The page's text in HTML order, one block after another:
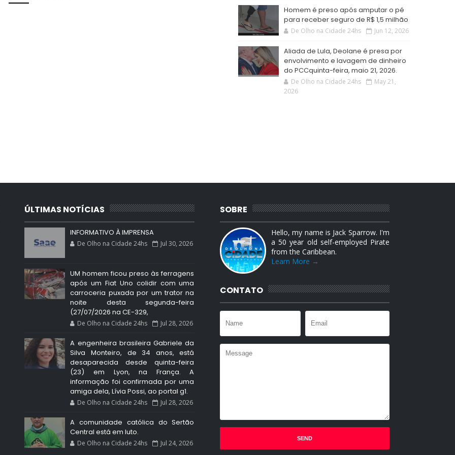
Homem é preso após amputar o pé
para receber seguro de R$ 1,5 milhão
De Olho na Cidade 24hs Jun 12, 2026
Aliada de Lula, Deolane é presa por
envolvimento e lavagem de dinheiro
do PCCquinta-feira, maio 21, 2026.
De Olho na Cidade 24hs
May 21,
2026
ÚLTIMAS NOTÍCIAS
INFORMATIVO À IMPRENSA
De Olho na Cidade 24hs Jul 30, 2026
UM homem ficou preso às ferragens
após um Fiat Uno colidir com uma
carroceria puxada por um trator na
noite desta segunda-feira
(27/07/2026 na CE-329,
De Olho na Cidade 24hs Jul 28, 2026
A engenheira brasileira Gabriele da
Silva Monteiro, de 34 anos, está
desaparecida desde quinta-feira
(23) em Lyon, na França. A
informação foi confirmada por uma
amiga dela, Lívia Possi, ao portal g1.
De Olho na Cidade 24hs Jul 28, 2026
A comunidade católica do Sertão
Central está em luto.
De Olho na Cidade 24hs Jul 24, 2026
SOBRE
Hello, my name is Jack Sparrow. I'm
a 50 year old self-employed Pirate
from the Caribbean.
Learn More →
CONTATO